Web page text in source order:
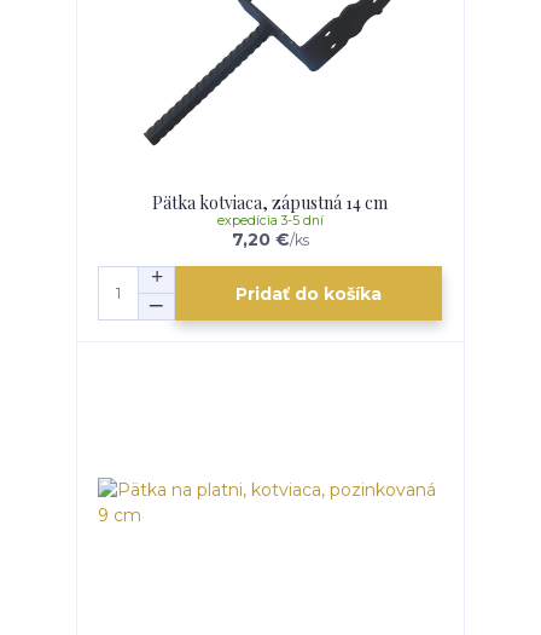
Pätka kotviaca, zápustná 14 cm
7,20 €/ks
expedícia 3-5 dní
Pridať do košíka